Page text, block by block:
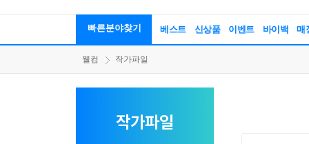
빠른분야찾기 베스트 신상품 이벤트 바이백 매
웰컴 작가파일
작가파일